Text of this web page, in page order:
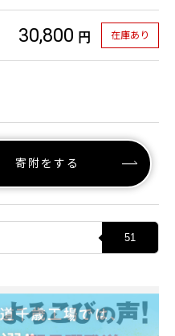
30,800 円 在庫あり
寄附をする
51